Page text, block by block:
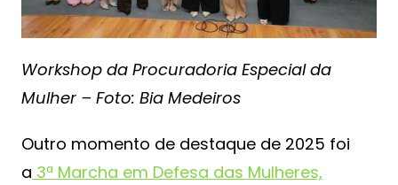
Workshop da Procuradoria Especial da
Mulher – Foto: Bia Medeiros
Outro momento de destaque de 2025 foi
a 3ª Marcha em Defesa das Mulheres,